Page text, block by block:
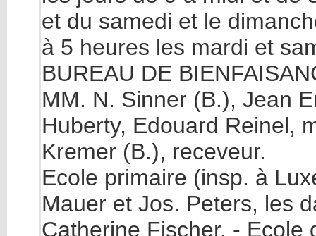
et du samedi et le
à 5 heures les mardi et
BUREAU DE
MM. N. Sinner (B.), Jean
Huberty, Edouard Reinel,
Kremer (B.), receveur.
Ecole primaire (insp. à
Mauer et Jos. Peters, les
Catherine Fischer. - Ecole